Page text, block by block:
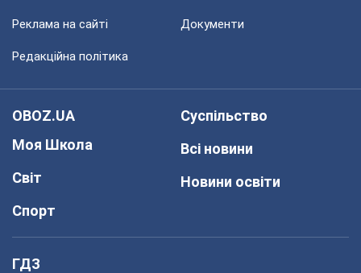
Реклама на сайті Документи
Редакційна політика
OBOZ.UA
Моя Школа
Світ
Спорт
Суспільство
Всі новини
Новини освіти
ГДЗ